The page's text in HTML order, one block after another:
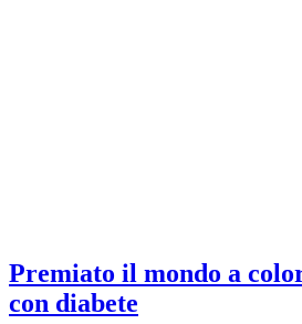
Premiato il mondo a
con diabete